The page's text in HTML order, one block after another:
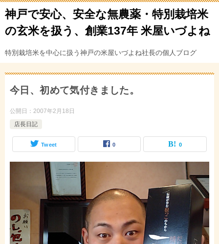
神戸で安心、安全な無農薬・特別栽培米
の玄米を扱う、創業137年 米屋いづよね
特別栽培米を中心に扱う神戸の米屋いづよね社長の個人ブログ
今日、初めて気付きました。
公開日： 2007年2月18日
店長日記
Tweet 0 0